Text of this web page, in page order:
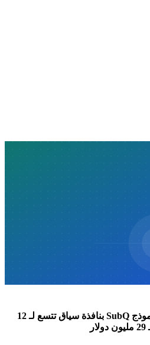
شركة Subquadratic تطلق نموذج SubQ بنافذة سياق تتسع لـ 12